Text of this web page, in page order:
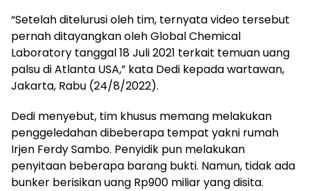
“Setelah ditelurusi oleh tim, ternyata video tersebut
pernah ditayangkan oleh Global Chemical
Laboratory tanggal 18 Juli 2021 terkait temuan uang
palsu di Atlanta USA,” kata Dedi kepada wartawan,
Jakarta, Rabu (24/8/2022).
Dedi menyebut, tim khusus memang melakukan
penggeledahan dibeberapa tempat yakni rumah
Irjen Ferdy Sambo. Penyidik pun melakukan
penyitaan beberapa barang bukti. Namun, tidak ada
bunker berisikan uang Rp900 miliar yang disita.